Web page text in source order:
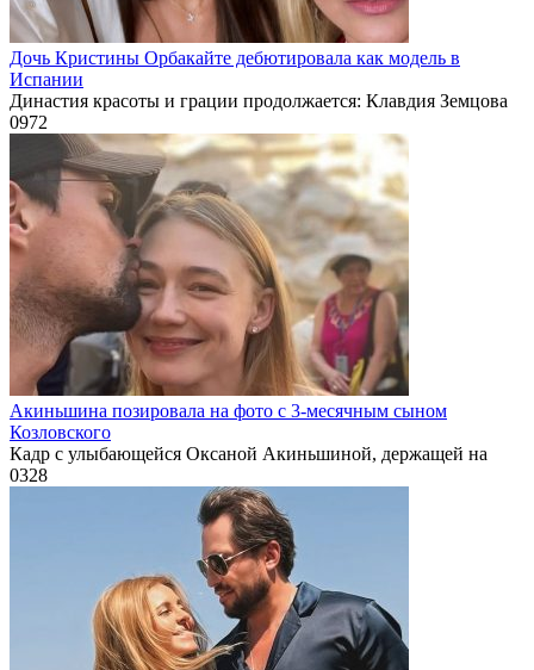
Дочь Кристины Орбакайте дебютировала как модель в
Испании
Династия красоты и грации продолжается: Клавдия Земцова
0972
Акиньшина позировала на фото с 3-месячным сыном
Козловского
Кадр с улыбающейся Оксаной Акиньшиной, держащей на
0328